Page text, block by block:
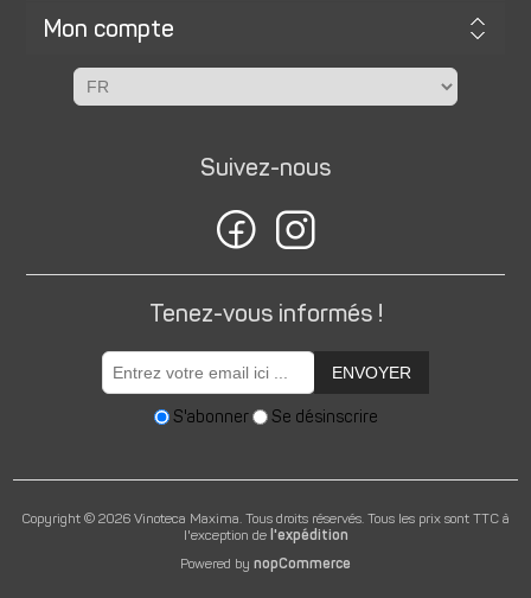
Mon compte
Suivez-nous
Tenez-vous informés !
ENVOYER
S'abonner Se désinscrire
Copyright © 2026 Vinoteca Maxima. Tous droits réservés. Tous les prix sont TTC à
l'exception de l'expédition
Powered by nopCommerce